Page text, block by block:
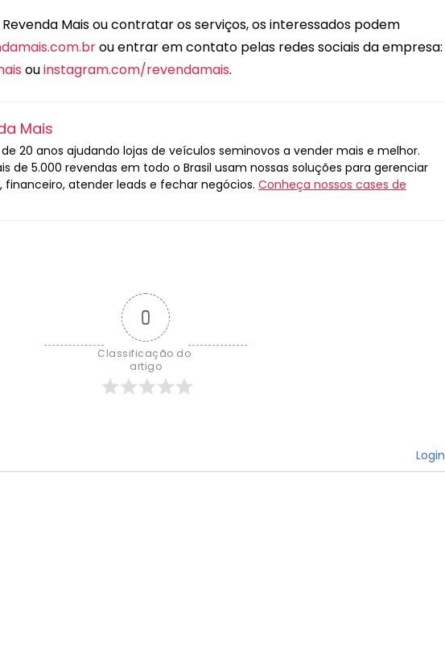
Mais ou contratar os serviços, os interessados podem
ou entrar em contato pelas redes sociais da empresa:
ouinstagram.com/revendamais.
Mais
20 anos ajudando lojas de veículos seminovos a vender mais e melhor.
de 5.000 revendas em todo o Brasil usam nossas soluções para gerenciar
financeiro, atender leads e fechar negócios. Conheça nossos cases de
0
Classificação do
artigo
Login